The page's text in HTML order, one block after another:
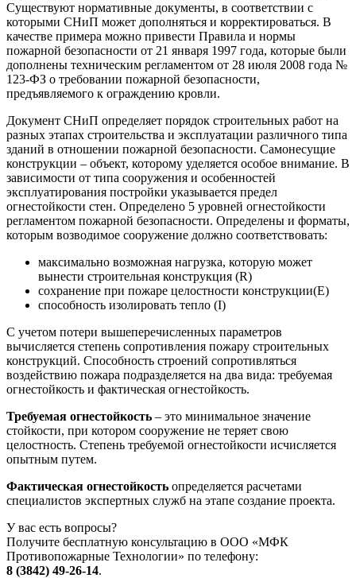
Существуют нормативные документы, в соответствии с
которыми СНиП может дополняться и корректироваться. В
качестве примера можно привести Правила и нормы
пожарной безопасности от 21 января 1997 года, которые были
дополнены техническим регламентом от 28 июля 2008 года №
123-ФЗ о требовании пожарной безопасности,
предъявляемого к ограждению кровли.
Документ СНиП определяет порядок строительных работ на
разных этапах строительства и эксплуатации различного типа
зданий в отношении пожарной безопасности. Самонесущие
конструкции – объект, которому уделяется особое внимание. В
зависимости от типа сооружения и особенностей
эксплуатирования постройки указывается предел
огнестойкости стен. Определено 5 уровней огнестойкости
регламентом пожарной безопасности. Определены и форматы,
которым возводимое сооружение должно соответствовать:
максимально возможная нагрузка, которую может
вынести строительная конструкция (R)
сохранение при пожаре целостности конструкции(Е)
способность изолировать тепло (I)
С учетом потери вышеперечисленных параметров
вычисляется степень сопротивления пожару строительных
конструкций. Способность строений сопротивляться
воздействию пожара подразделяется на два вида: требуемая
огнестойкость и фактическая огнестойкость.
Требуемая огнестойкость – это минимальное значение
стойкости, при котором сооружение не теряет свою
целостность. Степень требуемой огнестойкости исчисляется
опытным путем.
Фактическая огнестойкость определяется расчетами
специалистов экспертных служб на этапе создание проекта.
У вас есть вопросы?
Получите бесплатную консультацию в ООО «МФК
Противопожарные Технологии» по телефону:
8 (3842) 49-26-14.